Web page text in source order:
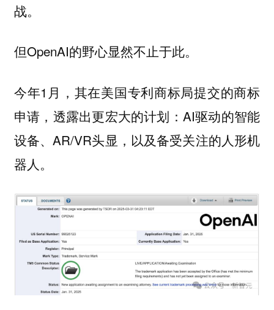
战。
但OpenAI的野心显然不止于此。
今年1月，其在美国专利商标局提交的商标
申请，透露出更宏大的计划：AI驱动的智能
设备、AR/VR头显，以及备受关注的人形机
器人。